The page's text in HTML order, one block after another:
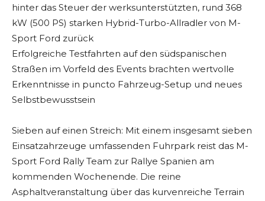
hinter das Steuer der werksunterstützten, rund 368
kW (500 PS) starken Hybrid-Turbo-Allradler von M-
Sport Ford zurück
Erfolgreiche Testfahrten auf den südspanischen
Straßen im Vorfeld des Events brachten wertvolle
Erkenntnisse in puncto Fahrzeug-Setup und neues
Selbstbewusstsein
Sieben auf einen Streich: Mit einem insgesamt sieben
Einsatzahrzeuge umfassenden Fuhrpark reist das M-
Sport Ford Rally Team zur Rallye Spanien am
kommenden Wochenende. Die reine
Asphaltveranstaltung über das kurvenreiche Terrain